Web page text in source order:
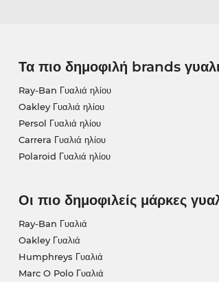
Τα πιο δημοφιλή brands
Ray-Ban Γυαλιά ηλίου
Oakley Γυαλιά ηλίου
Persol Γυαλιά ηλίου
Carrera Γυαλιά ηλίου
Polaroid Γυαλιά ηλίου
Οι πιο δημοφιλείς μάρκες
Ray-Ban Γυαλιά
Oakley Γυαλιά
Humphreys Γυαλιά
Marc O Polo Γυαλιά